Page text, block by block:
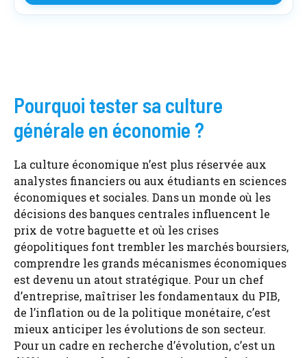
Pourquoi tester sa culture
générale en économie ?
La culture économique n’est plus réservée aux
analystes financiers ou aux étudiants en sciences
économiques et sociales. Dans un monde où les
décisions des banques centrales influencent le
prix de votre baguette et où les crises
géopolitiques font trembler les marchés boursiers,
comprendre les grands mécanismes économiques
est devenu un atout stratégique. Pour un chef
d’entreprise, maîtriser les fondamentaux du PIB,
de l’inflation ou de la politique monétaire, c’est
mieux anticiper les évolutions de son secteur.
Pour un cadre en recherche d’évolution, c’est un